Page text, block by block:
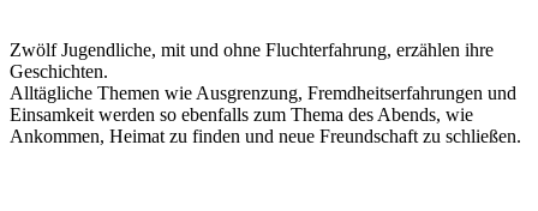
Zwölf Jugendliche, mit und ohne Fluchterfahrung, erzählen ihre
Geschichten.
Alltägliche Themen wie Ausgrenzung, Fremdheitserfahrungen und
Einsamkeit werden so ebenfalls zum Thema des Abends, wie
Ankommen, Heimat zu finden und neue Freundschaft zu schließen.